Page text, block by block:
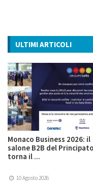
ULTIMI ARTICOLI
Monaco Business 2026: il
salone B2B del Principato
torna il ...
10 Agosto 2026